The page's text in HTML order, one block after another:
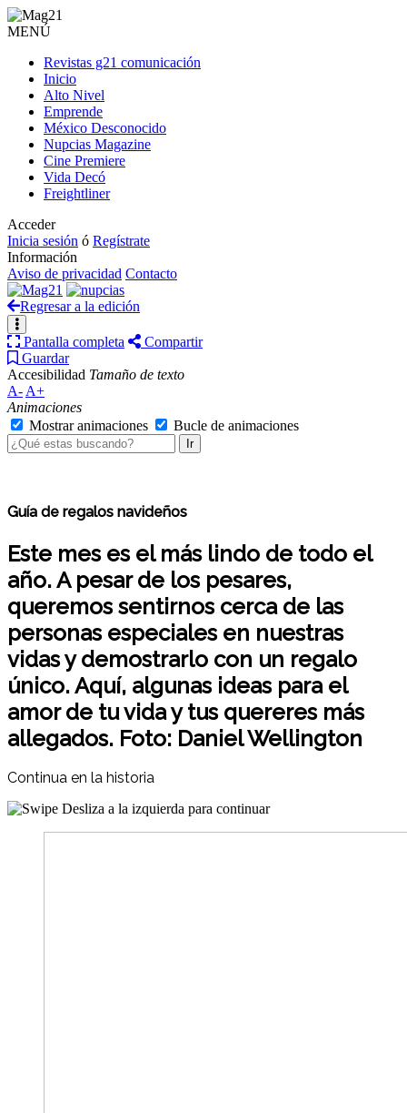
MENÚ
Revistas g21 comunicación
Inicio
Alto Nivel
Emprende
México Desconocido
Nupcias Magazine
Cine Premiere
Vida Decó
Freightliner
Acceder
Inicia sesión ó Regístrate
Información
Aviso de privacidad Contacto
Regresar a la edición
Pantalla completa
Compartir
Guardar
Accesibilidad Tamaño de texto
A- A+
Animaciones
Mostrar animaciones
Bucle de animaciones
Ir
Guía de regalos navideños
Este mes es el más lindo de todo el
año. A pesar de los pesares,
queremos sentirnos cerca de las
personas especiales en nuestras
vidas y demostrarlo con un regalo
único. Aquí, algunas ideas para el
amor de tu vida y tus quereres más
allegados. Foto: Daniel Wellington
Continua en la historia
Desliza a la izquierda para continuar